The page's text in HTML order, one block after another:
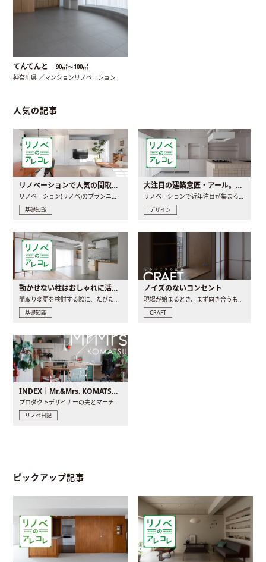
てんてんと 90㎡〜100㎡
神奈川県 ／マンションリノベーション
人気の記事
リノベーションで人気の間取りとは？トレンドの間取りと実例を徹底解説
リノベーション(リノベ)のプランニングで一番最初に決めるのは..
基礎知識
大注目の建築意匠・アール。人気の理由と空間に取り入れるポイント
リノベーションで近年注目が集まる建築意匠の一つであるアール..
デザイン
動かせない柱はおしゃれに活用！柱を魅せるリノベーション(リノベ)4選
間取り変更を検討する際に、たびたび皆さんの頭を悩ませる動か..
基礎知識
ノイズのないコンセント
現場が始まるとき、まず向き合うものの一つがコンセントです..
CRAFT
INDEX｜Mr.&Mrs. KOMATSU renovation diary
プロダクトデザイナーの夫とマーチャンダイザーの妻が、夫婦で..
リノベ日記
ピックアップ記事